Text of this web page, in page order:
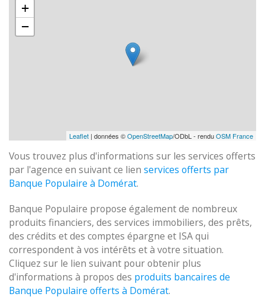
+
−
Leaflet | données ©OpenStreetMap/ODbL - renduOSM France
Vous trouvez plus d'informations sur les services offerts
par l'agence en suivant ce lien services offerts par
Banque Populaire à Domérat.
Banque Populaire propose également de nombreux
produits financiers, des services immobiliers, des prêts,
des crédits et des comptes épargne et ISA qui
correspondent à vos intérêts et à votre situation.
Cliquez sur le lien suivant pour obtenir plus
d'informations à propos des produits bancaires de
Banque Populaire offerts à Domérat.